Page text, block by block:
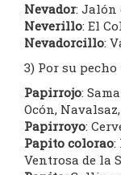
Nevador: Jalón
Neverillo: El
Nevadorcillo:
3) Por su
Papirrojo:
Ocón,
Papirroyo:
Papito colorao:
Ventrosa de la